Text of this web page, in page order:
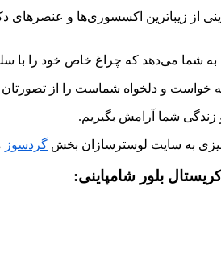
از زیباترین اکسسوری‌ها و عنصرهای
به شما می‌دهد که چراغ خاص خود را با
خواست و دلخواه شماست را از تصورتان
زندگی شما آرامش بگیریم.
به سایت لوسترسازان بخش گردسوز
بلور شامپاینی: